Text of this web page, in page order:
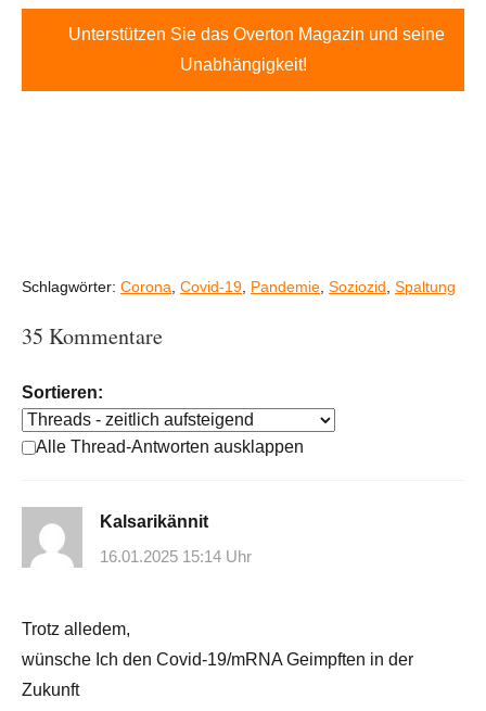
Unterstützen Sie das Overton Magazin und seine
Unabhängigkeit!
Schlagwörter: Corona Covid-19 Pandemie Soziozid Spaltung
35 Kommentare
Sortieren:
Alle Thread-Antworten ausklappen
Kalsarikännit
16.01.2025 15:14 Uhr
Trotz alledem,
wünsche Ich den Covid-19/mRNA Geimpften in der
Zukunft